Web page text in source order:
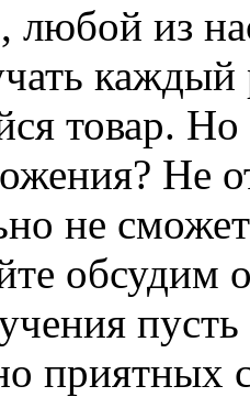
любой из
товар. Но
Не
не
обсудим
приятных